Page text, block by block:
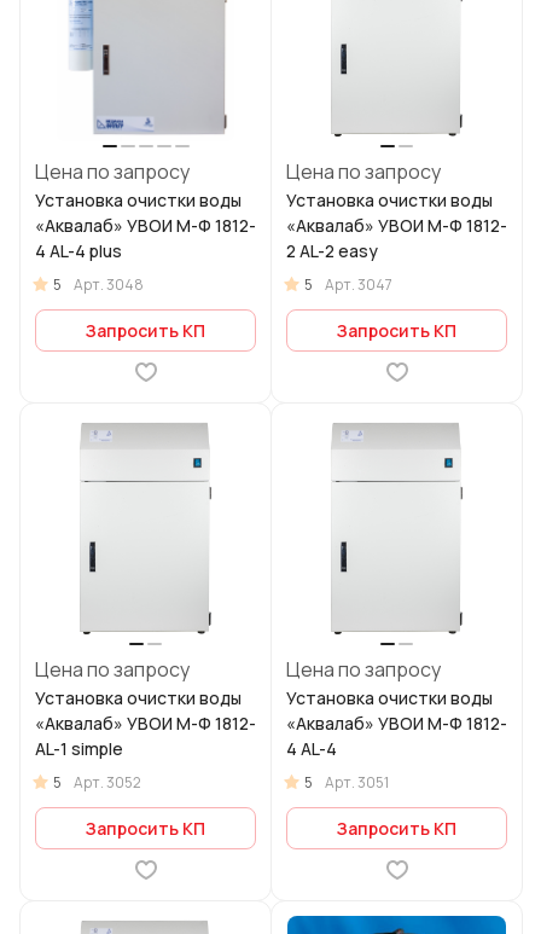
Цена по запросу
Установка очистки воды
«Аквалаб» УВОИ М-Ф 1812-
4 AL-4 plus
5 Арт.3048
Запросить КП
Цена по запросу
Установка очистки воды
«Аквалаб» УВОИ М-Ф 1812-
2 AL-2 easy
5 Арт.3047
Запросить КП
Цена по запросу
Установка очистки воды
«Аквалаб» УВОИ М-Ф 1812-
AL-1 simple
5 Арт.3052
Запросить КП
Цена по запросу
Установка очистки воды
«Аквалаб» УВОИ М-Ф 1812-
4 AL-4
5 Арт.3051
Запросить КП